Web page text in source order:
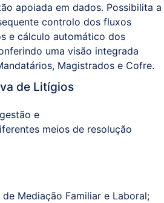
apoiada em dados. Possibilita a
controlo dos fluxos
e cálculo automático dos
uma visão integrada
Magistrados e Cofre.
de Litígios
e
meios de resolução
Mediação Familiar e Laboral;